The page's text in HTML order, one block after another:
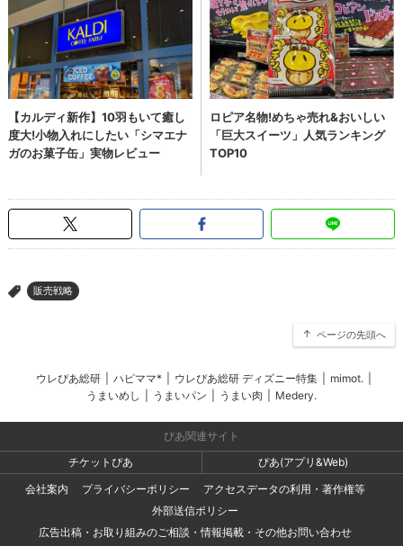
> 販売戦略
ページの先頭へ
ウレぴあ総研 ハピママ* ウレぴあ総研 ディズニー特集 mimot.
うまいめし
うまいパン うまい肉 Medery.
ぴあ関連サイト
チケットぴあ
ぴあ(アプリ&Web)
会社案内
プライバシーポリシー
アクセスデータの利用・著作権等
外部送信ポリシー
広告出稿・お取り組みのご相談・情報掲載・その他お問い合わせ